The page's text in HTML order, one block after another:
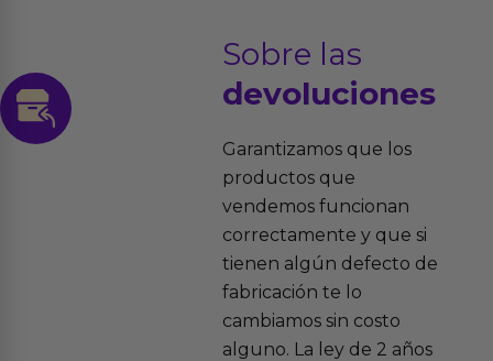
Sobre las
devoluciones
Garantizamos que los
productos que
vendemos funcionan
correctamente y que si
tienen algún defecto de
fabricación te lo
cambiamos sin costo
alguno. La ley de 2 años